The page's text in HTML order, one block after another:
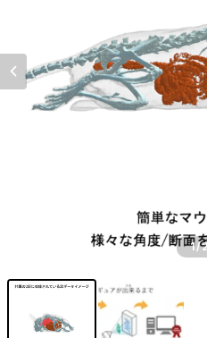
1/2